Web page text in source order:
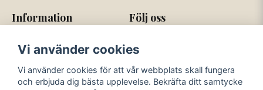
Information
Nyhetsbrev
Följ oss
Våra betaltjänster Våra fraktbolag
Vi använder cookies
Vi använder cookies för att vår webbplats skall fungera
och erbjuda dig bästa upplevelse. Bekräfta ditt samtycke